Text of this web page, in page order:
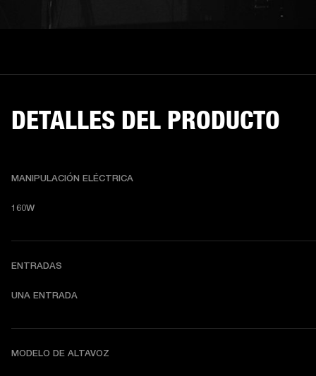
DETALLES DEL PRODUCTO
MANIPULACIÓN ELÉCTRICA
160W
ENTRADAS
UNA ENTRADA
MODELO DE ALTAVOZ